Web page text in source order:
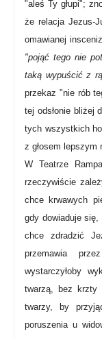
"aleś Ty głupi";
że relacja Jezus-
omawianej
"pojąć tego nie
taką wypuścić z
przekaz "nie rób
tej odsłonie bliżej
tych wszystkich
z głosem lepszym
W Teatrze
rzeczywiście
chce krwawych
gdy dowiaduje
chce zdradzić
przemawia
wystarczyłoby
twarzą, bez krzty
twarzy, by
poruszenia u